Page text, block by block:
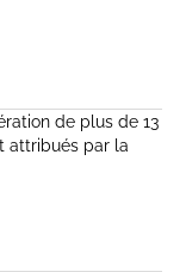
de plus de 13
attribués par la